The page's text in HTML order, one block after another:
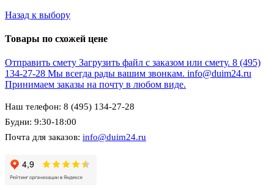
Назад к выбору
Товары по схожей цене
Отправить смету Загрузить файл с заказом или смету. 8 (495)
134-27-28 Мы всегда рады вашим звонкам. info@duim24.ru
Принимаем заказы на почту в любом виде.
Наш телефон: 8 (495) 134-27-28
Будни: 9:30-18:00
Почта для заказов: info@duim24.ru